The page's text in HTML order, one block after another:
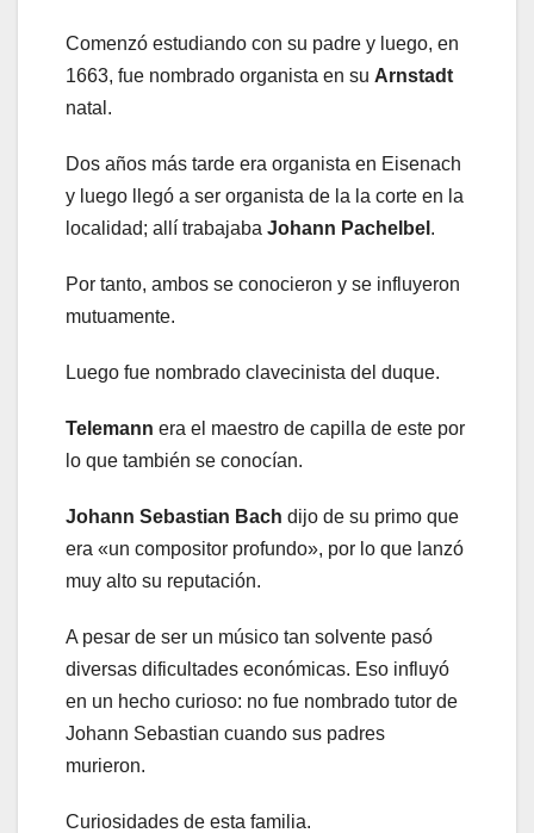
Comenzó estudiando con su padre y luego, en
1663, fue nombrado organista en su Arnstadt
natal.
Dos años más tarde era organista en Eisenach
y luego llegó a ser organista de la la corte en la
localidad; allí trabajaba Johann Pachelbel .
Por tanto, ambos se conocieron y se influyeron
mutuamente.
Luego fue nombrado clavecinista del duque.
Telemann era el maestro de capilla de este por
lo que también se conocían.
Johann Sebastian Bach dijo de su primo que
era «un compositor profundo», por lo que lanzó
muy alto su reputación.
A pesar de ser un músico tan solvente pasó
diversas dificultades económicas. Eso influyó
en un hecho curioso: no fue nombrado tutor de
Johann Sebastian cuando sus padres
murieron.
Curiosidades de esta familia.